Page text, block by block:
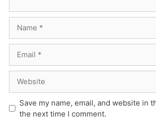
Save my name, email, and website in
the next time I comment.